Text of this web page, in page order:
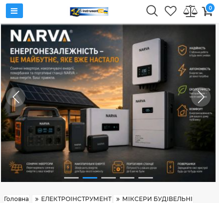
0
Головна ЕЛЕКТРОІНСТРУМЕНТ
МІКСЕРИ БУДІВЕЛЬНІ